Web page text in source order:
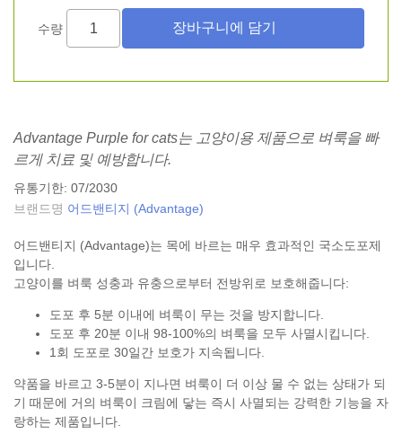
수량
Advantage Purple for cats는 고양이용 제품으로 벼룩을 빠
르게 치료 및 예방합니다.
유통기한: 07/2030
브랜드명 어드밴티지 (Advantage)
어드밴티지 (Advantage)는 목에 바르는 매우 효과적인 국소도포제
입니다.
고양이를 벼룩 성충과 유충으로부터 전방위로 보호해줍니다:
도포 후 5분 이내에 벼룩이 무는 것을 방지합니다.
도포 후 20분 이내 98-100%의 벼룩을 모두 사멸시킵니다.
1회 도포로 30일간 보호가 지속됩니다.
약품을 바르고 3-5분이 지나면 벼룩이 더 이상 물 수 없는 상태가 되
기 때문에 거의 벼룩이 크림에 닿는 즉시 사멸되는 강력한 기능을 자
랑하는 제품입니다.